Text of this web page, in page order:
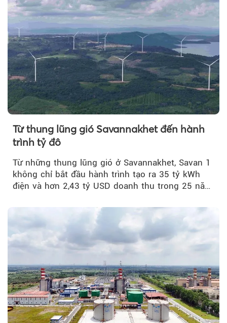
Từ thung lũng gió Savannakhet đến hành
trình tỷ đô
Từ những thung lũng gió ở Savannakhet, Savan 1
không chỉ bắt đầu hành trình tạo ra 35 tỷ kWh
điện và hơn 2,43 tỷ USD doanh thu trong 25 năm